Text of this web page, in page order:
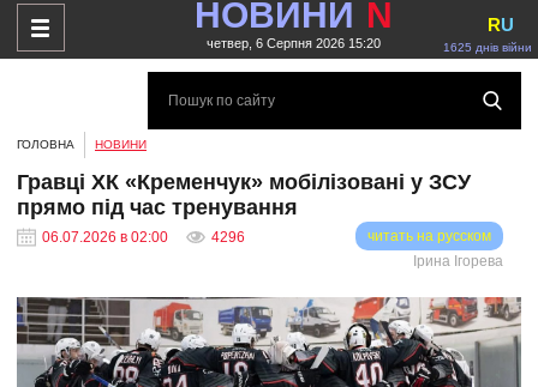
НОВИНИ N
четвер, 6 Серпня 2026 15:20 1625 днів війни
RU
ГОЛОВНА НОВИНИ
Гравці ХК «Кременчук» мобілізовані у ЗСУ
прямо під час тренування
06.07.2026 в 02:00 4296
читать на русском
Ірина Ігорева